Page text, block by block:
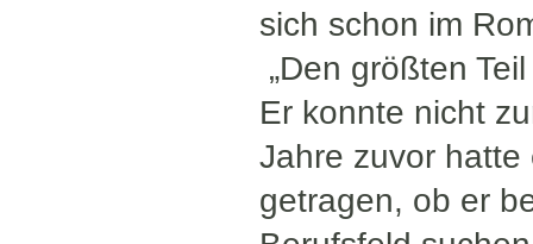
sich schon im
„Den größten
Er konnte nicht
Jahre zuvor
getragen, ob er